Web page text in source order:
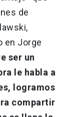
de
en Jorge
ser un
le habla a
logramos
compartir